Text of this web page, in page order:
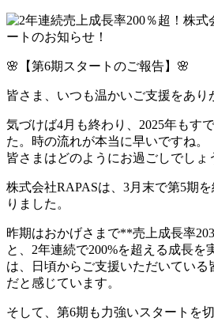
🌸【第6期スタートのご報告】🌸
皆さま、いつも温かいご支援をあり
気づけば4月も終わり、2025年もす
た。時の流れが本当に早いですね。
皆さまはどのようにお過ごしでしょ
株式会社RAPASは、3月末で第5期
りました。
昨期はおかげさまで**売上成長率
と、2年連続で200%を超える成長を
は、日頃からご支援いただいてい
だと感じています。
そして、第6期も力強いスタートを切